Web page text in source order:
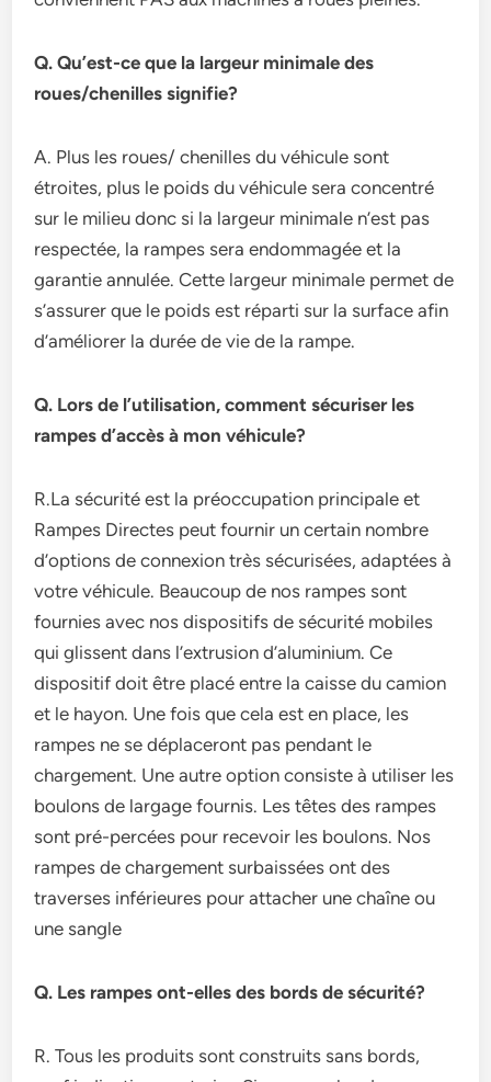
Q. Qu’est-ce que la largeur minimale des
roues/chenilles signifie?
A. Plus les roues/ chenilles du véhicule sont
étroites, plus le poids du véhicule sera concentré
sur le milieu donc si la largeur minimale n’est pas
respectée, la rampes sera endommagée et la
garantie annulée. Cette largeur minimale permet de
s’assurer que le poids est réparti sur la surface afin
d’améliorer la durée de vie de la rampe.
Q. Lors de l’utilisation, comment sécuriser les
rampes d’accès à mon véhicule?
R.La sécurité est la préoccupation principale et
Rampes Directes peut fournir un certain nombre
d’options de connexion très sécurisées, adaptées à
votre véhicule. Beaucoup de nos rampes sont
fournies avec nos dispositifs de sécurité mobiles
qui glissent dans l’extrusion d’aluminium. Ce
dispositif doit être placé entre la caisse du camion
et le hayon. Une fois que cela est en place, les
rampes ne se déplaceront pas pendant le
chargement. Une autre option consiste à utiliser les
boulons de largage fournis. Les têtes des rampes
sont pré-percées pour recevoir les boulons. Nos
rampes de chargement surbaissées ont des
traverses inférieures pour attacher une chaîne ou
une sangle
Q. Les rampes ont-elles des bords de sécurité?
R. Tous les produits sont construits sans bords,